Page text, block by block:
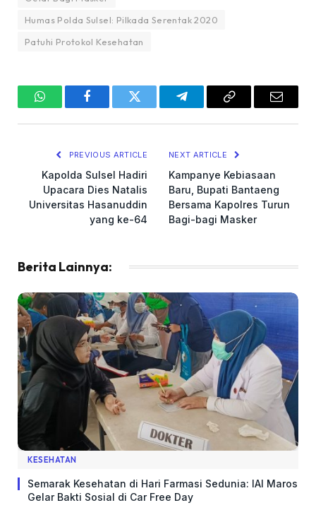
Humas Polda Sulsel: Pilkada Serentak 2020
Patuhi Protokol Kesehatan
WhatsAppFacebookTwitter TelegramCopy
Email
PREVIOUS ARTICLE
Kapolda Sulsel Hadiri
Upacara Dies Natalis
Universitas Hasanuddin
yang ke-64
NEXT ARTICLE
Kampanye Kebiasaan
Baru, Bupati Bantaeng
Bersama Kapolres Turun
Bagi-bagi Masker
Berita Lainnya:
KESEHATAN
Semarak Kesehatan di Hari Farmasi Sedunia: IAI Maros
Gelar Bakti Sosial di Car Free Day